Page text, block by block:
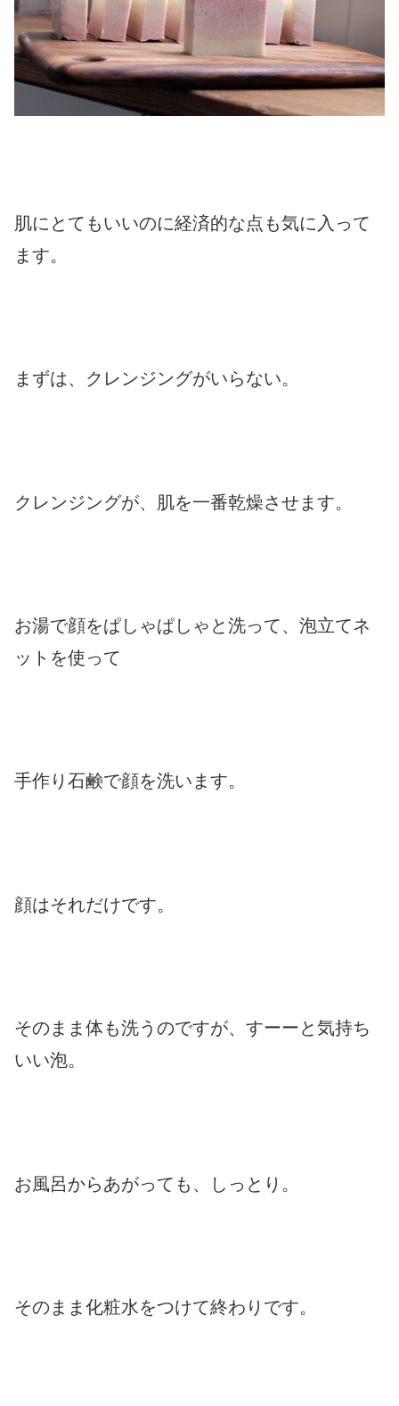
肌にとてもいいのに経済的な点も気に入って
ます。
まずは、クレンジングがいらない。
クレンジングが、肌を一番乾燥させます。
お湯で顔をぱしゃぱしゃと洗って、泡立てネ
ットを使って
手作り石鹸で顔を洗います。
顔はそれだけです。
そのまま体も洗うのですが、すーーと気持ち
いい泡。
お風呂からあがっても、しっとり。
そのまま化粧水をつけて終わりです。